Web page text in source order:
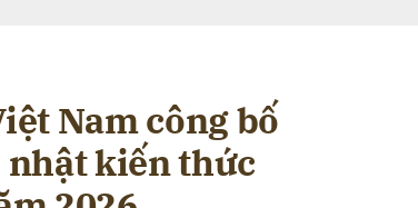
Nam công bố
nhật kiến thức